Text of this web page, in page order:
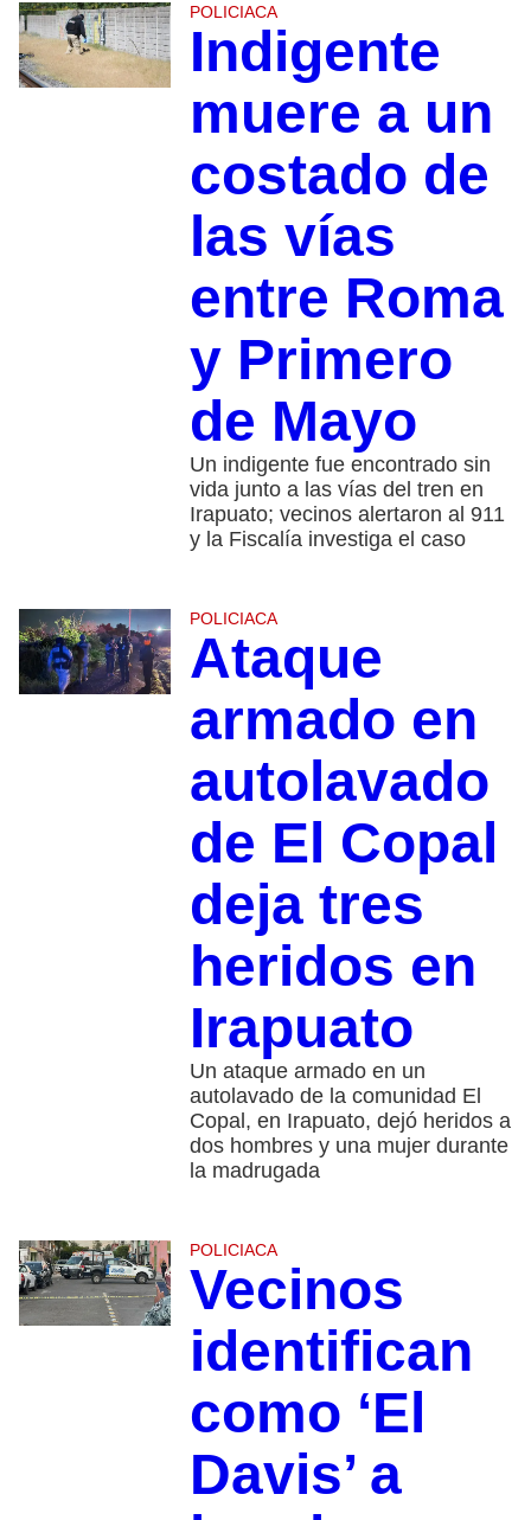
POLICIACA
Indigente
muere a un
costado de
las vías
entre Roma
y Primero
de Mayo
Un indigente fue encontrado sin
vida junto a las vías del tren en
Irapuato; vecinos alertaron al 911
y la Fiscalía investiga el caso
POLICIACA
Ataque
armado en
autolavado
de El Copal
deja tres
heridos en
Irapuato
Un ataque armado en un
autolavado de la comunidad El
Copal, en Irapuato, dejó heridos a
dos hombres y una mujer durante
la madrugada
POLICIACA
Vecinos
identifican
como ‘El
Davis’ a